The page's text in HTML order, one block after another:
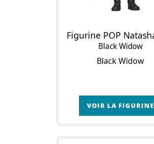
Black Widow
Black Widow
VOIR LA FIGURINE